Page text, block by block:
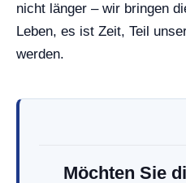
nicht länger – wir bringen
Leben, es ist Zeit, Teil
werden.
Möchten Sie